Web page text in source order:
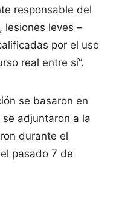
responsable del
lesiones leves –
por el uso
real entre sí”.
se basaron en
adjuntaron a la
durante el
pasado 7 de